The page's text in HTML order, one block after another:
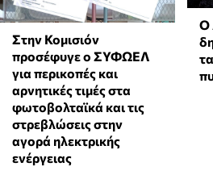
Στην Κομισιόν
προσέφυγε ο ΣΥΦΩΕΛ
για περικοπές και
αρνητικές τιμές στα
φωτοβολταϊκά και τις
στρεβλώσεις στην
αγορά ηλεκτρικής
ενέργειας
Ο